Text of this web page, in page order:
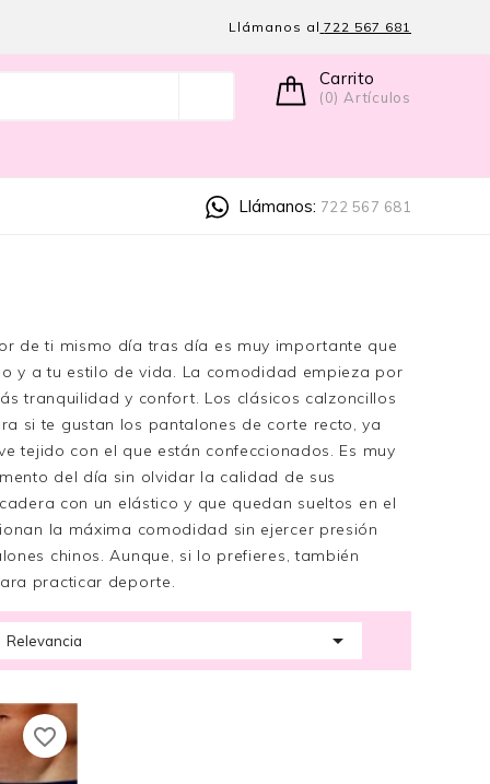
Llámanos al 722 567 681
Carrito
(0) Artículos
Llámanos: 722 567 681
de ti mismo día tras día es muy importante que
y a tu estilo de vida. La comodidad empieza por
tranquilidad y confort. Los clásicos calzoncillos
si te gustan los pantalones de corte recto, ya
tejido con el que están confeccionados. Es muy
del día sin olvidar la calidad de sus
con un elástico y que quedan sueltos en el
la máxima comodidad sin ejercer presión
chinos. Aunque, si lo prefieres, también
practicar deporte.
Relevancia 
favorite_border